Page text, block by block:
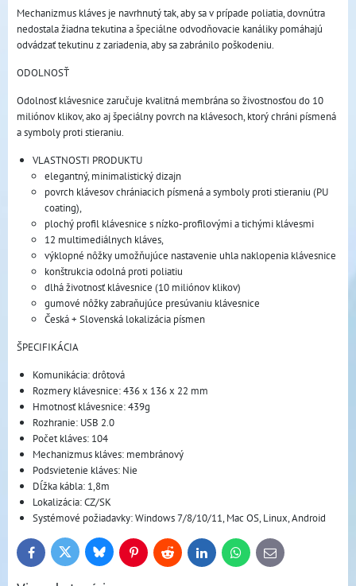
Mechanizmus kláves je navrhnutý tak, aby sa v prípade poliatia, dovnútra
nedostala žiadna tekutina a špeciálne odvodňovacie kanáliky pomáhajú
odvádzať tekutinu z zariadenia, aby sa zabránilo poškodeniu.
ODOLNOSŤ
Odolnosť klávesnice zaručuje kvalitná membrána so živostnosťou do 10
miliónov klikov, ako aj špeciálny povrch na klávesoch, ktorý chráni písmená
a symboly proti stieraniu.
VLASTNOSTI PRODUKTU
elegantný, minimalistický dizajn
povrch klávesov chrániacich písmená a symboly proti stieraniu (PU
coating),
plochý profil klávesnice s nízko-profilovými a tichými klávesmi
12 multimediálnych kláves,
výklopné nôžky umožňujúce nastavenie uhla naklopenia klávesnice
konštrukcia odolná proti poliatiu
dlhá životnosť klávesnice (10 miliónov klikov)
gumové nôžky zabraňujúce presúvaniu klávesnice
Česká + Slovenská lokalizácia písmen
ŠPECIFIKÁCIA
Komunikácia: drôtová
Rozmery klávesnice: 436 x 136 x 22 mm
Hmotnosť klávesnice: 439g
Rozhranie: USB 2.0
Počet kláves: 104
Mechanizmus kláves: membránový
Podsvietenie kláves: Nie
Dĺžka kábla: 1,8m
Lokalizácia: CZ/SK
Systémové požiadavky: Windows 7/8/10/11, Mac OS, Linux, Android
FacebookTwitter BlueskyPinterestReddit LinkedInWhatsApp
E-
mail